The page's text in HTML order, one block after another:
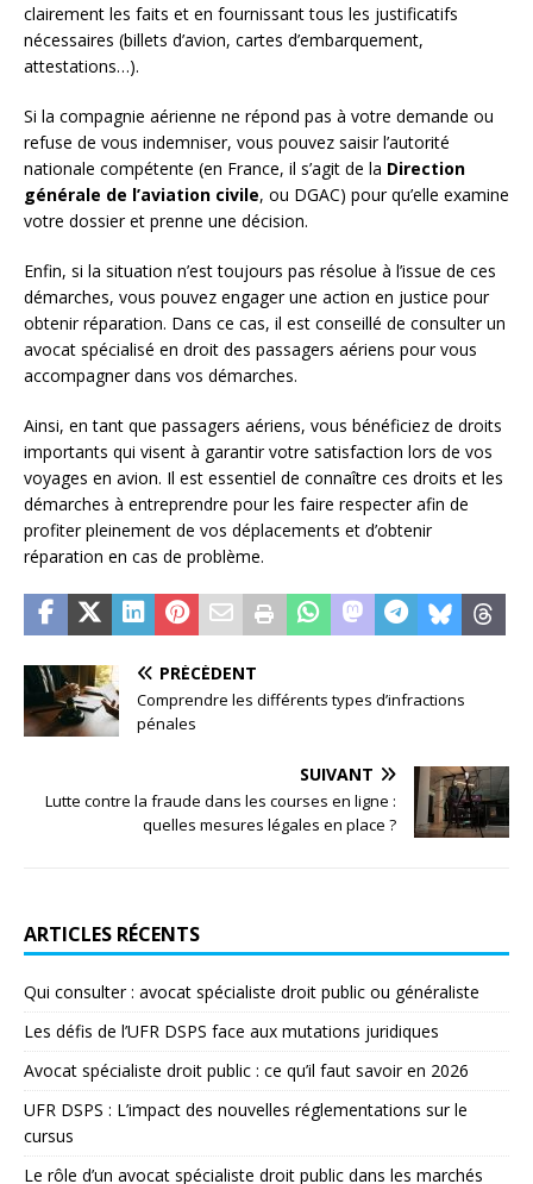
clairement les faits et en fournissant tous les justificatifs
nécessaires (billets d’avion, cartes d’embarquement,
attestations…).
Si la compagnie aérienne ne répond pas à votre demande ou
refuse de vous indemniser, vous pouvez saisir l’autorité
nationale compétente (en France, il s’agit de la Direction
générale de l’aviation civile, ou DGAC) pour qu’elle examine
votre dossier et prenne une décision.
Enfin, si la situation n’est toujours pas résolue à l’issue de ces
démarches, vous pouvez engager une action en justice pour
obtenir réparation. Dans ce cas, il est conseillé de consulter un
avocat spécialisé en droit des passagers aériens pour vous
accompagner dans vos démarches.
Ainsi, en tant que passagers aériens, vous bénéficiez de droits
importants qui visent à garantir votre satisfaction lors de vos
voyages en avion. Il est essentiel de connaître ces droits et les
démarches à entreprendre pour les faire respecter afin de
profiter pleinement de vos déplacements et d’obtenir
réparation en cas de problème.
PRÉCÉDENT
Comprendre les différents types d’infractions
pénales
SUIVANT
Lutte contre la fraude dans les courses en ligne :
quelles mesures légales en place ?
ARTICLES RÉCENTS
Qui consulter : avocat spécialiste droit public ou généraliste
Les défis de l’UFR DSPS face aux mutations juridiques
Avocat spécialiste droit public : ce qu’il faut savoir en 2026
UFR DSPS : L’impact des nouvelles réglementations sur le
cursus
Le rôle d’un avocat spécialiste droit public dans les marchés